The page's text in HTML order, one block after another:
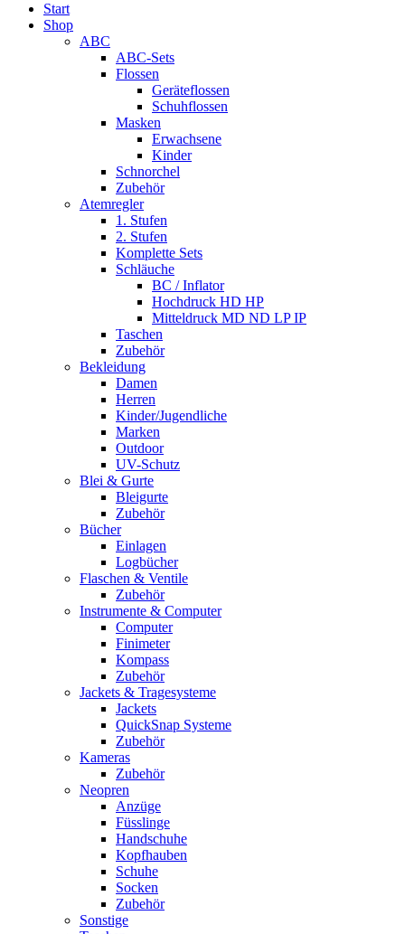
Start
Shop
ABC
ABC-Sets
Flossen
Geräteflossen
Schuhflossen
Masken
Erwachsene
Kinder
Schnorchel
Zubehör
Atemregler
1. Stufen
2. Stufen
Komplette Sets
Schläuche
BC / Inflator
Hochdruck HD HP
Mitteldruck MD ND LP IP
Taschen
Zubehör
Bekleidung
Damen
Herren
Kinder/Jugendliche
Marken
Outdoor
UV-Schutz
Blei & Gurte
Bleigurte
Zubehör
Bücher
Einlagen
Logbücher
Flaschen & Ventile
Zubehör
Instrumente & Computer
Computer
Finimeter
Kompass
Zubehör
Jackets & Tragesysteme
Jackets
QuickSnap Systeme
Zubehör
Kameras
Zubehör
Neopren
Anzüge
Füsslinge
Handschuhe
Kopfhauben
Schuhe
Socken
Zubehör
Sonstige